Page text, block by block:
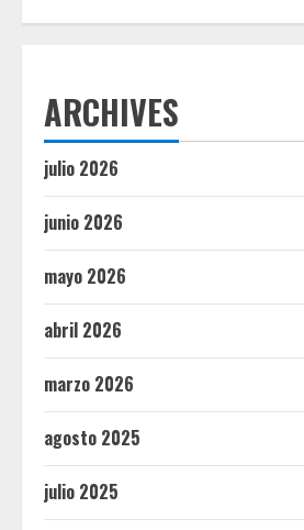
ARCHIVES
julio 2026
junio 2026
mayo 2026
abril 2026
marzo 2026
agosto 2025
julio 2025